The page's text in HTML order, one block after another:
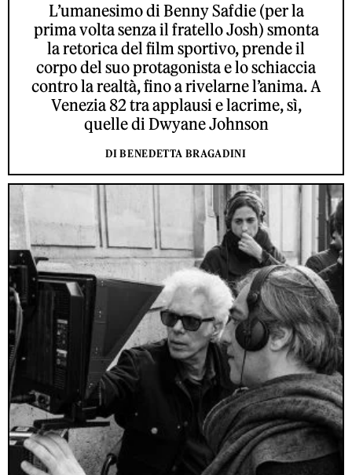
L’umanesimo di Benny Safdie (per la
prima volta senza il fratello Josh) smonta
la retorica del film sportivo, prende il
corpo del suo protagonista e lo schiaccia
contro la realtà, fino a rivelarne l’anima. A
Venezia 82 tra applausi e lacrime, sì,
quelle di Dwyane Johnson
DI BENEDETTA BRAGADINI